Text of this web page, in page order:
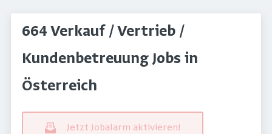
664 Verkauf / Vertrieb /
Kundenbetreuung Jobs in
Österreich
Jetzt Jobalarm aktivieren!